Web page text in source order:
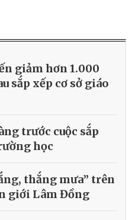
giảm hơn 1.000
sắp xếp cơ sở giáo
trước cuộc sắp
học
thắng mưa” trên
giới Lâm Đồng